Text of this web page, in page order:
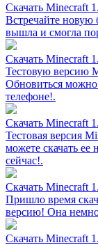
Скачать Minecraft
Встречайте новую
вышла и смогла
Скачать Minecraft
Тестовую версию
Обновиться можно
телефоне!.
Скачать Minecraft
Тестовая версия
можете скачать
сейчас!.
Скачать Minecraft
Пришло время
версию! Она
Скачать Minecraft